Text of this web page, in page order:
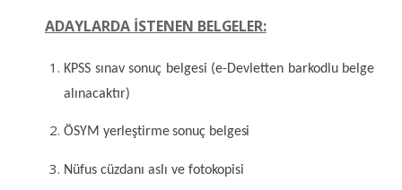
ADAYLARDA İSTENEN BELGELER:
KPSS sınav sonuç belgesi (e-Devletten barkodlu belge
alınacaktır)
ÖSYM yerleştirmesonuç belgesi
Nüfus cüzdanı aslı ve fotokopisi